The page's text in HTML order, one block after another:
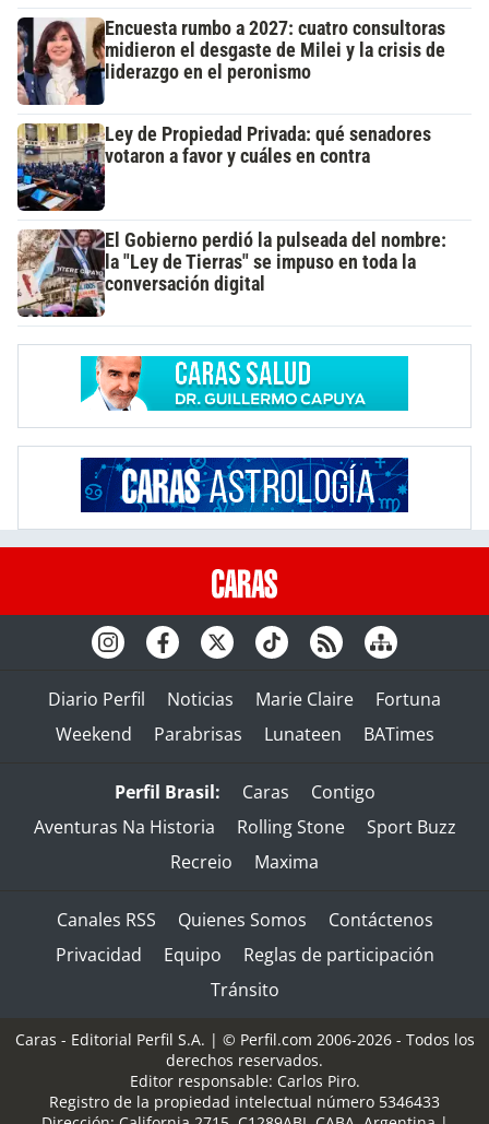
Encuesta rumbo a 2027: cuatro consultoras
midieron el desgaste de Milei y la crisis de
liderazgo en el peronismo
Ley de Propiedad Privada: qué senadores
votaron a favor y cuáles en contra
El Gobierno perdió la pulseada del nombre:
la "Ley de Tierras" se impuso en toda la
conversación digital
Diario Perfil Noticias Marie Claire
Fortuna
Weekend
Parabrisas Lunateen BATimes
Perfil Brasil: Caras
Contigo
Aventuras Na Historia
Rolling Stone
Sport Buzz
Recreio
Maxima
Canales RSS Quienes Somos
Contáctenos
Privacidad
Equipo
Reglas de participación
Tránsito
Caras - Editorial Perfil S.A. | © Perfil.com 2006-2026 - Todos los
derechos reservados.
Editor responsable: Carlos Piro.
Registro de la propiedad intelectual número 5346433